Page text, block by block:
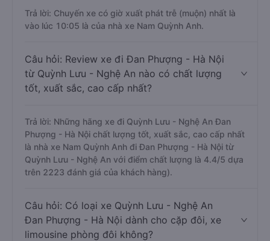
Trả lời: Chuyến xe có giờ xuất phát trễ (muộn) nhất là
vào lúc 10:05 là của nhà xe Nam Quỳnh Anh.
Câu hỏi: Review xe đi Đan Phượng - Hà Nội
từ Quỳnh Lưu - Nghệ An nào có chất lượng
tốt, xuất sắc, cao cấp nhất?
Trả lời: Những hãng xe đi Quỳnh Lưu - Nghệ An Đan
Phượng - Hà Nội chất lượng tốt, xuất sắc, cao cấp nhất
là nhà xe Nam Quỳnh Anh đi Đan Phượng - Hà Nội từ
Quỳnh Lưu - Nghệ An với điểm chất lượng là 4.4/5 dựa
trên 2223 đánh giá của khách hàng).
Câu hỏi: Có loại xe Quỳnh Lưu - Nghệ An
Đan Phượng - Hà Nội dành cho cặp đôi, xe
limousine phòng đôi không?